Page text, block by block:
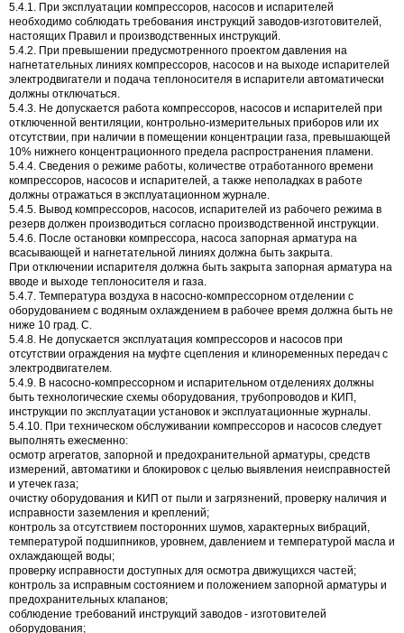
5.4.1. При эксплуатации компрессоров, насосов и испарителей
необходимо соблюдать требования инструкций заводов-изготовителей,
настоящих Правил и производственных инструкций.
5.4.2. При превышении предусмотренного проектом давления на
нагнетательных линиях компрессоров, насосов и на выходе испарителей
электродвигатели и подача теплоносителя в испарители автоматически
должны отключаться.
5.4.3. Не допускается работа компрессоров, насосов и испарителей при
отключенной вентиляции, контрольно-измерительных приборов или их
отсутствии, при наличии в помещении концентрации газа, превышающей
10% нижнего концентрационного предела распространения пламени.
5.4.4. Сведения о режиме работы, количестве отработанного времени
компрессоров, насосов и испарителей, а также неполадках в работе
должны отражаться в эксплуатационном журнале.
5.4.5. Вывод компрессоров, насосов, испарителей из рабочего режима в
резерв должен производиться согласно производственной инструкции.
5.4.6. После остановки компрессора, насоса запорная арматура на
всасывающей и нагнетательной линиях должна быть закрыта.
При отключении испарителя должна быть закрыта запорная арматура на
вводе и выходе теплоносителя и газа.
5.4.7. Температура воздуха в насосно-компрессорном отделении с
оборудованием с водяным охлаждением в рабочее время должна быть не
ниже 10 град. С.
5.4.8. Не допускается эксплуатация компрессоров и насосов при
отсутствии ограждения на муфте сцепления и клиноременных передач с
электродвигателем.
5.4.9. В насосно-компрессорном и испарительном отделениях должны
быть технологические схемы оборудования, трубопроводов и КИП,
инструкции по эксплуатации установок и эксплуатационные журналы.
5.4.10. При техническом обслуживании компрессоров и насосов следует
выполнять ежесменно:
осмотр агрегатов, запорной и предохранительной арматуры, средств
измерений, автоматики и блокировок с целью выявления неисправностей
и утечек газа;
очистку оборудования и КИП от пыли и загрязнений, проверку наличия и
исправности заземления и креплений;
контроль за отсутствием посторонних шумов, характерных вибраций,
температурой подшипников, уровнем, давлением и температурой масла и
охлаждающей воды;
проверку исправности доступных для осмотра движущихся частей;
контроль за исправным состоянием и положением запорной арматуры и
предохранительных клапанов;
соблюдение требований инструкций заводов - изготовителей
оборудования;